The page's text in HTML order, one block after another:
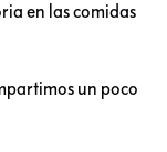
en las comidas
un poco